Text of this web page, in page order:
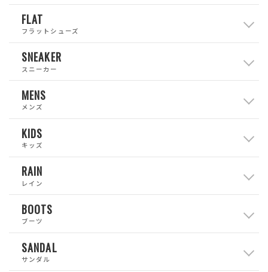
FLAT
フラットシューズ
SNEAKER
スニーカー
MENS
メンズ
KIDS
キッズ
RAIN
レイン
BOOTS
ブーツ
SANDAL
サンダル